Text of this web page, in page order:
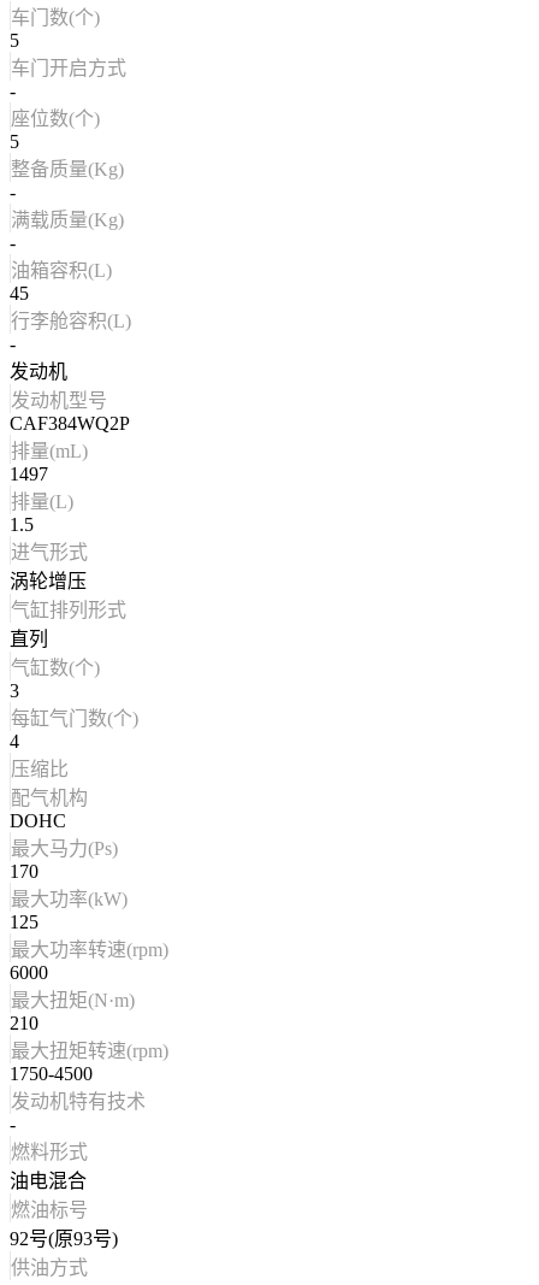
车门数(个)
5
车门开启方式
-
座位数(个)
5
整备质量(Kg)
-
满载质量(Kg)
-
油箱容积(L)
45
行李舱容积(L)
-
发动机
发动机型号
CAF384WQ2P
排量(mL)
1497
排量(L)
1.5
进气形式
涡轮增压
气缸排列形式
直列
气缸数(个)
3
每缸气门数(个)
4
压缩比
配气机构
DOHC
最大马力(Ps)
170
最大功率(kW)
125
最大功率转速(rpm)
6000
最大扭矩(N·m)
210
最大扭矩转速(rpm)
1750-4500
发动机特有技术
-
燃料形式
油电混合
燃油标号
92号(原93号)
供油方式